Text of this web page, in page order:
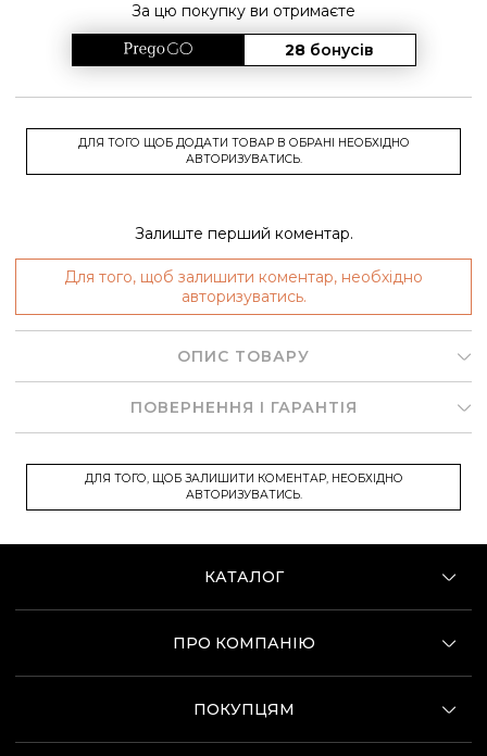
За цю покупку ви отримаєте
28 бонусів
ДЛЯ ТОГО ЩОБ ДОДАТИ ТОВАР В ОБРАНІ НЕОБХІДНО
АВТОРИЗУВАТИСЬ.
Залиште перший коментар.
Для того, щоб залишити коментар, необхідно
авторизуватись.
ОПИС ТОВАРУ
ПОВЕРНЕННЯ І ГАРАНТІЯ
ДЛЯ ТОГО, ЩОБ ЗАЛИШИТИ КОМЕНТАР, НЕОБХІДНО
АВТОРИЗУВАТИСЬ.
КАТАЛОГ
ПРО КОМПАНІЮ
ПОКУПЦЯМ